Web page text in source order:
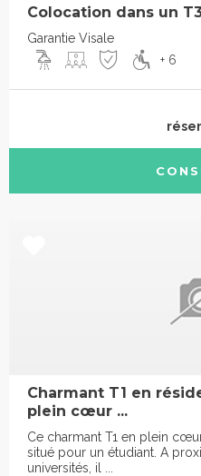
Colocation dans un
Garantie Visale
+ 6
Charmant T1 en
plein cœur ...
Ce charmant T1 en plein
situé pour un étudiant. A
universités, il ...